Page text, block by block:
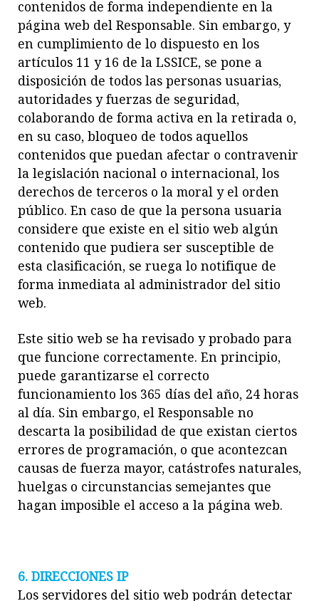
contenidos de forma independiente en la
página web del Responsable. Sin embargo, y
en cumplimiento de lo dispuesto en los
artículos 11 y 16 de la LSSICE, se pone a
disposición de todos las personas usuarias,
autoridades y fuerzas de seguridad,
colaborando de forma activa en la retirada o,
en su caso, bloqueo de todos aquellos
contenidos que puedan afectar o contravenir
la legislación nacional o internacional, los
derechos de terceros o la moral y el orden
público. En caso de que la persona usuaria
considere que existe en el sitio web algún
contenido que pudiera ser susceptible de
esta clasificación, se ruega lo notifique de
forma inmediata al administrador del sitio
web.
Este sitio web se ha revisado y probado para
que funcione correctamente. En principio,
puede garantizarse el correcto
funcionamiento los 365 días del año, 24 horas
al día. Sin embargo, el Responsable no
descarta la posibilidad de que existan ciertos
errores de programación, o que acontezcan
causas de fuerza mayor, catástrofes naturales,
huelgas o circunstancias semejantes que
hagan imposible el acceso a la página web.
6. DIRECCIONES IP
Los servidores del sitio web podrán detectar